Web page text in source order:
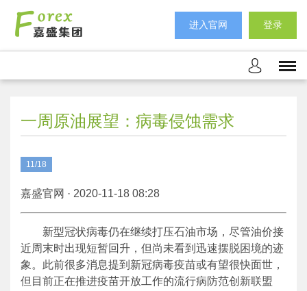
进入官网 登录
一周原油展望：病毒侵蚀需求
11/18
嘉盛官网 · 2020-11-18 08:28
新型冠状病毒仍在继续打压石油市场，尽管油价接
近周末时出现短暂回升，但尚未看到迅速摆脱困境的迹
象。此前很多消息提到新冠病毒疫苗或有望很快面世，
但目前正在推进疫苗开放工作的流行病防范创新联盟